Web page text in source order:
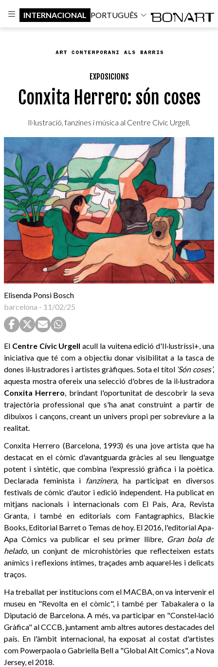
INTERNACIONAL PORTUGUÊS
EXPOSICIONS
Conxita Herrero: són coses
Il·lustració, fanzines i música al Centre Cívic Urgell.
Elisenda Ponsi Bosch
barcelona - 11/02/25
El Centre Cívic Urgell acull la vuitena edició d'Il·lustríssi+, una
iniciativa que té com a objectiu donar visibilitat a la tasca de
dones il·lustradores i artistes gràfiques. Sota el títol ‘Són coses’,
aquesta mostra ofereix una selecció d'obres de la il·lustradora
Conxita Herrero, brindant l'oportunitat de descobrir la seva
trajectòria professional que s'ha anat construint a partir de
dibuixos i cançons, creant un univers propi per sobreviure a la
realitat.
Conxita Herrero (Barcelona, 1993) és una jove artista que ha
destacat en el còmic d'avantguarda gràcies al seu llenguatge
potent i sintètic, que combina l'expressió gràfica i la poètica.
Declarada feminista i fanzinera, ha participat en diversos
festivals de còmic d'autor i edició independent. Ha publicat en
mitjans nacionals i internacionals com El País, Ara, Revista
Granta, i també en editorials com Fantagraphics, Blackie
Books, Editorial Barret o Temas de hoy. El 2016, l'editorial Apa-
Apa Còmics va publicar el seu primer llibre, Gran bola de
helado, un conjunt de microhistòries que reflecteixen estats
anímics i reflexions íntimes, traçades amb aquarel·les i delicats
traços.
Ha treballat per institucions com el MACBA, on va intervenir el
museu en "Revolta en el còmic", i també per Tabakalera o la
Diputació de Barcelona. A més, va participar en "Constel·lació
Gràfica" al CCCB, juntament amb altres autores destacades del
país. En l'àmbit internacional, ha exposat al costat d'artistes
com Powerpaola o Gabriella Bell a "Global Alt Comics", a Nova
Jersey, el 2018.